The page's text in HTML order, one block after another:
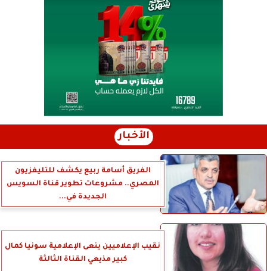
الأخبار
الفريق أسامة ربيع يكشف للتليفزيون
المصري.. مشروعات تطوير قناة السويس
الجديدة في...
نقيب الإعلاميين ينعى الإعلامية سونيا كمال
كبير مذيعي القناة الثالثة